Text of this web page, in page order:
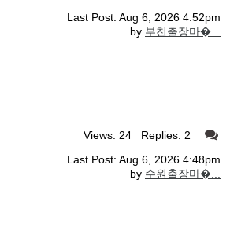
Last Post: Aug 6, 2026 4:52pm
by 부천출장마�...
Views: 24 Replies: 2
Last Post: Aug 6, 2026 4:48pm
by 수원출장마�...